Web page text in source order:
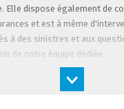
Elle dispose également de
et est à même
à des sinistres et aux
de notre équipe dédiée.